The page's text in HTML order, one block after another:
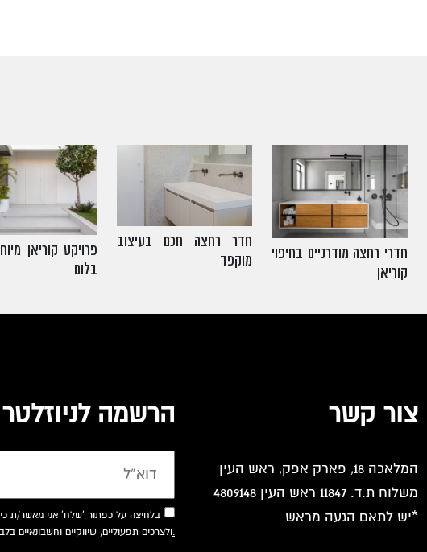
חדרי רחצה מודרניים בחיפוי
קוריאן
חדר רחצה חכם בעיצוב
מוקפד
פרויקט קוריאן
בלום
צור קשר
המלאכה 18, פארק אפק, ראש העין
משלוח ת.ד. 11847 ראש העין 4809148
*יש לתאם הגעה מראש
הרשמה לניוזלטר
בלחיצה על כפתור 'שלח' אני מאשר/ת
ולצרכים תפעוליים, שיווקיים וחשבונאיים